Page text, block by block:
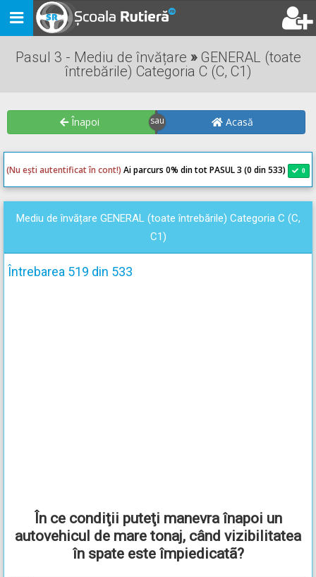
Toggle
navigation
Pasul 3 - Mediu de învățare »GENERAL (toate
întrebările) Categoria C (C, C1)
Înapoi Acasă
(Nu ești autentificat în cont!) Ai parcurs 0% din tot PASUL 3 (0 din 533) 0
Mediu de învățare GENERAL (toate întrebările) Categoria C (C,
C1)
Întrebarea 519 din 533
În ce condiţii puteţi manevra înapoi un
autovehicul de mare tonaj, când vizibilitatea
în spate este împiedicatã?